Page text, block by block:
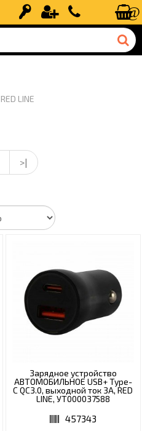
Вход Регистрация+7 (499) 110-
RED LINE
>|
Зарядное устройство
АВТОМОБИЛЬНОЕ USB+ Type-
C QC3.0, выходной ток 3А, RED
LINE, УТ000037588
457343